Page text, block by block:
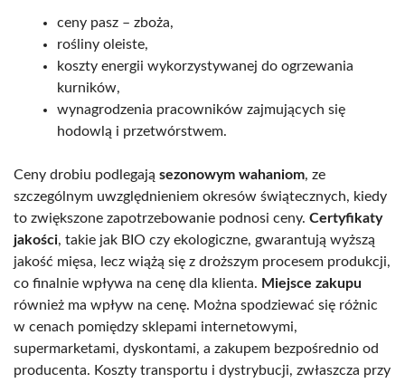
ceny pasz – zboża,
rośliny oleiste,
koszty energii wykorzystywanej do ogrzewania
kurników,
wynagrodzenia pracowników zajmujących się
hodowlą i przetwórstwem.
Ceny drobiu podlegają sezonowym wahaniom, ze
szczególnym uwzględnieniem okresów świątecznych, kiedy
to zwiększone zapotrzebowanie podnosi ceny. Certyfikaty
jakości, takie jak BIO czy ekologiczne, gwarantują wyższą
jakość mięsa, lecz wiążą się z droższym procesem produkcji,
co finalnie wpływa na cenę dla klienta. Miejsce zakupu
również ma wpływ na cenę. Można spodziewać się różnic
w cenach pomiędzy sklepami internetowymi,
supermarketami, dyskontami, a zakupem bezpośrednio od
producenta. Koszty transportu i dystrybucji, zwłaszcza przy